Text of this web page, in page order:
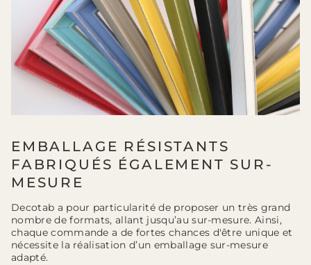
EMBALLAGE RÉSISTANTS
FABRIQUÉS ÉGALEMENT SUR-
MESURE
Decotab a pour particularité de proposer un très grand
nombre de formats, allant jusqu’au sur-mesure. Ainsi,
chaque commande a de fortes chances d'être unique et
nécessite la réalisation d’un emballage sur-mesure
adapté.